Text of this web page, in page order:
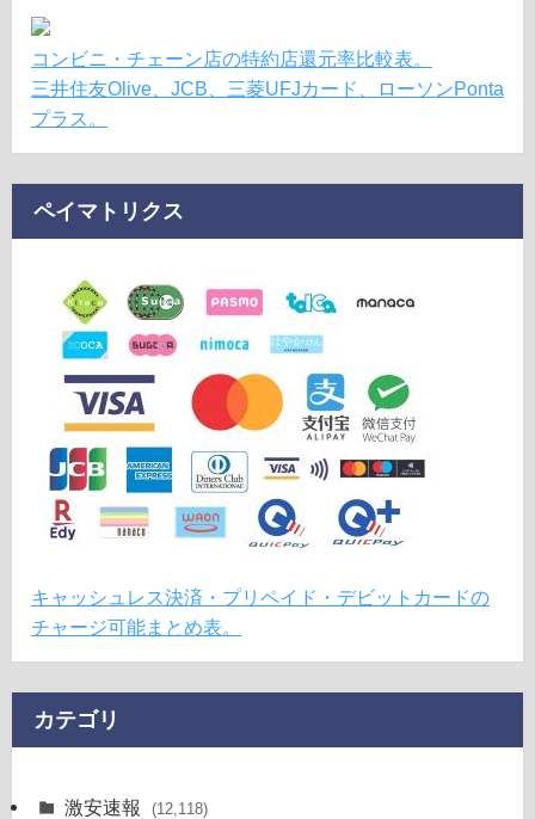
コンビニ・チェーン店の特約店還元率比較表。
三井住友Olive、JCB、三菱UFJカード、ローソンPonta
プラス。
ペイマトリクス
キャッシュレス決済・プリペイド・デビットカードの
チャージ可能まとめ表。
カテゴリ
激安速報 (12,118)